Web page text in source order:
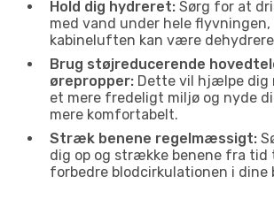
Hold dig hydreret: Sørg for at
med vand under hele flyvningen,
kabineluften kan være
Brug støjreducerende
ørepropper: Dette vil hjælpe dig
et mere fredeligt miljø og nyde
mere komfortabelt.
Stræk benene regelmæssigt:
dig op og strække benene fra tid
forbedre blodcirkulationen i dine